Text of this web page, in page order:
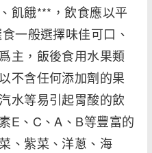
飢餓***，飲食應以平
選擇味佳可口、
主，飯後食用水果類
不含任何添加劑的果
水等易引起胃酸的飲
E、C、A、B等豐富的
、紫菜、洋蔥、海